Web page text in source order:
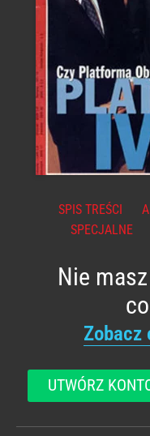
SPIS TREŚCI
SPECJALNE
Nie
Zobacz
UTWÓRZ